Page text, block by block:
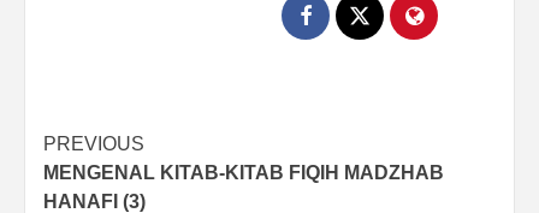
Post
navigation
PREVIOUS
MENGENAL KITAB-KITAB FIQIH MADZHAB
HANAFI (3)